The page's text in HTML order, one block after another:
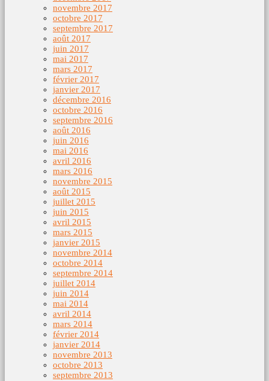
novembre 2017
octobre 2017
septembre 2017
août 2017
juin 2017
mai 2017
mars 2017
février 2017
janvier 2017
décembre 2016
octobre 2016
septembre 2016
août 2016
juin 2016
mai 2016
avril 2016
mars 2016
novembre 2015
août 2015
juillet 2015
juin 2015
avril 2015
mars 2015
janvier 2015
novembre 2014
octobre 2014
septembre 2014
juillet 2014
juin 2014
mai 2014
avril 2014
mars 2014
février 2014
janvier 2014
novembre 2013
octobre 2013
septembre 2013